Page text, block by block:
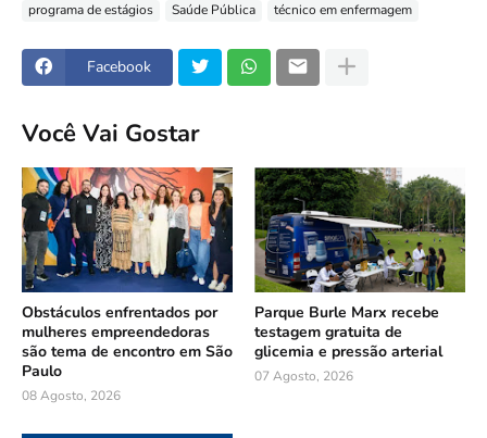
programa de estágios
Saúde Pública técnico em enfermagem
Facebook
Você Vai Gostar
Obstáculos enfrentados por
mulheres empreendedoras
são tema de encontro em São
Paulo
08 Agosto, 2026
Parque Burle Marx recebe
testagem gratuita de
glicemia e pressão arterial
07 Agosto, 2026